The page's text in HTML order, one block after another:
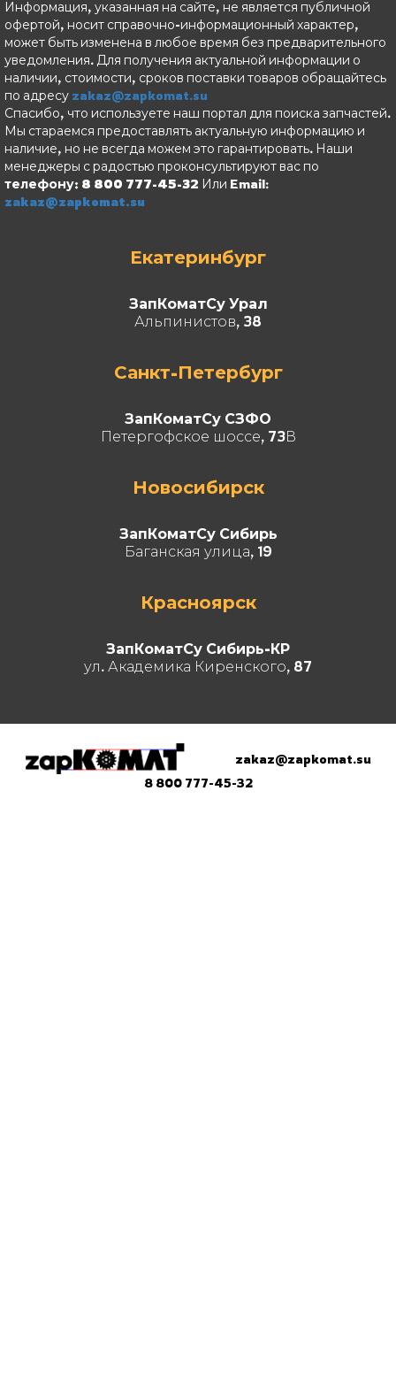
Информация, указанная на сайте, не является публичной
офертой, носит справочно-информационный характер,
может быть изменена в любое время без предварительного
уведомления. Для получения актуальной информации о
наличии, стоимости, сроков поставки товаров обращайтесь
по адресу zakaz@zapkomat.su
Спасибо, что используете наш портал для поиска запчастей.
Мы стараемся предоставлять актуальную информацию и
наличие, но не всегда можем это гарантировать. Наши
менеджеры с радостью проконсультируют вас по
телефону: 8 800 777-45-32 Или Email:
zakaz@zapkomat.su
Екатеринбург
ЗапКоматСу Урал
Альпинистов, 38
Санкт-Петербург
ЗапКоматСу СЗФО
Петергофское шоссе, 73В
Новосибирск
ЗапКоматСу Сибирь
Баганская улица, 19
Красноярск
ЗапКоматСу Сибирь-КР
ул. Академика Киренского, 87
zakaz@zapkomat.su
8 800 777-45-32